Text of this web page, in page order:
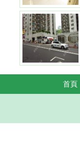
首頁